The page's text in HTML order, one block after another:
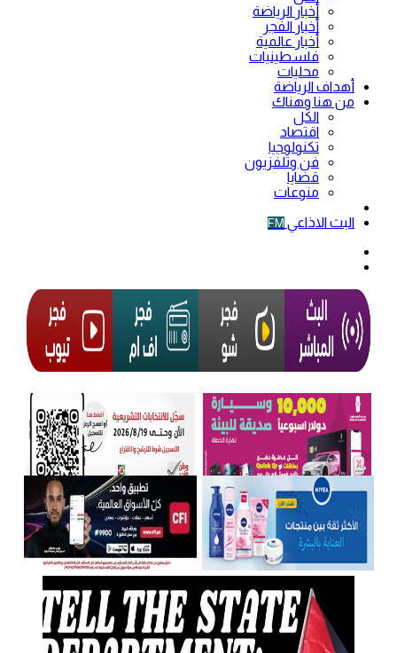
أخبار الرياضة
أخبار الفجر
أخبار عالمية
فلسطينيات
محليات
أهداف الرياضة
من هنا وهناك
الكل
اقتصاد
تكنولوجيا
فن وتلفزيون
قضايا
منوعات
البث الاذاعي FM